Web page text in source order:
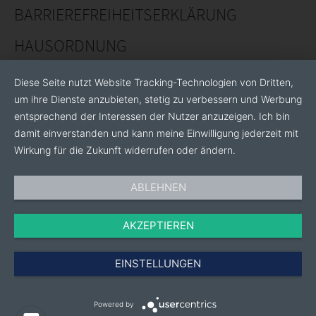
BARRIEREFREIHEITSERKLÄRUNG
HAUSORDNUNG
Diese Seite nutzt Website Tracking-Technologien von Dritten,
um ihre Dienste anzubieten, stetig zu verbessern und Werbung
entsprechend der Interessen der Nutzer anzuzeigen. Ich bin
damit einverstanden und kann meine Einwilligung jederzeit mit
Wirkung für die Zukunft widerrufen oder ändern.
ABLEHNEN
AKZEPTIEREN
EINSTELLUNGEN
Powered by